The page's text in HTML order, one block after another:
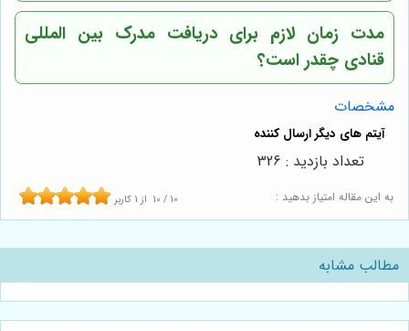
مدت زمان لازم برای دریافت مدرک بین المللی
قنادی چقدر است؟
مشخصات
به این مقاله امتیاز بدهید : 10 / 10 از 1 کاربر
تعداد بازدید : 326
مطالب مشابه